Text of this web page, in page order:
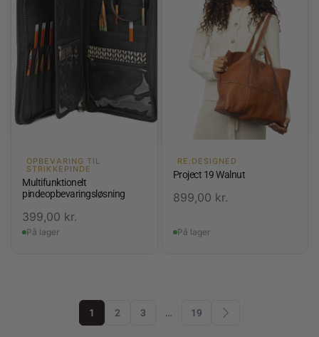
OPBEVARING TIL
STRIKKEPINDE
Multifunktionelt
pindeopbevaringsløsning
399,00 kr.
På lager
RE:DESIGNED
Project 19 Walnut
899,00 kr.
På lager
1 2 3 … 19